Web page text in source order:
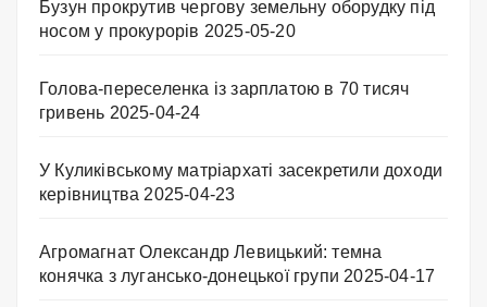
Бузун прокрутив чергову земельну оборудку під
носом у прокурорів 2025-05-20
Голова-переселенка із зарплатою в 70 тисяч
гривень 2025-04-24
У Куликівському матріархаті засекретили доходи
керівництва 2025-04-23
Агромагнат Олександр Левицький: темна
конячка з лугансько-донецької групи 2025-04-17